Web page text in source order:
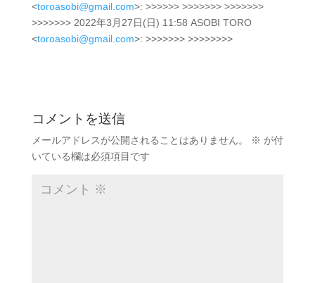
<toroasobi@gmail.com>: >>>>>> >>>>>>> >>>>>>>
>>>>>>> 2022年3月27日(日) 11:58 ASOBI TORO
<toroasobi@gmail.com>: >>>>>>> >>>>>>>>
コメントを送信
メールアドレスが公開されることはありません。 ※ が付
いている欄は必須項目です